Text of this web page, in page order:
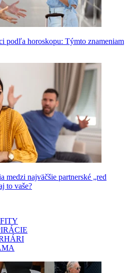
podľa horoskopu: Týmto znameniam
medzi najväčšie partnerské „red
to vaše?